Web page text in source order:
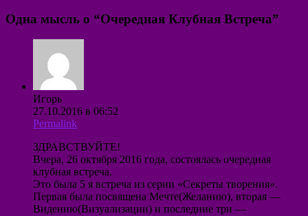
Одна мысль о “Очередная Клубная Встреча”
Игорь
27.10.2016 в 06:52
Permalink
ЗДРАВСТВУЙТЕ!
Вчера, 26 октября 2016 года, состоялась очередная
клубная встреча.
Это была 5 я встреча из серии «Секреты творения».
Первая была посвящена Мечте(Желанию), вторая —
Видению(Визуализации) и последние три —